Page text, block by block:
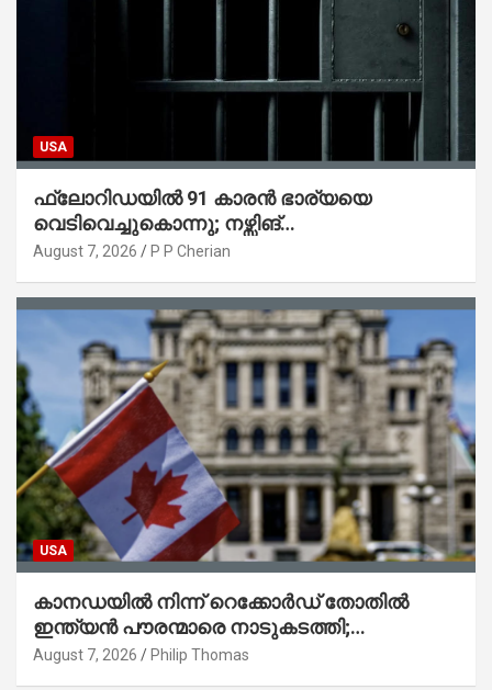
USA
ഫ്ലോറിഡയിൽ 91 കാരൻ ഭാര്യയെ
വെടിവെച്ചുകൊന്നു; നഴ്സിങ്
ഹോമിലാക്കില്ലെന്ന് നൽകിയ വാഗ്ദാനം
August 7, 2026 P P Cherian
USA
കാനഡയിൽ നിന്ന് റെക്കോർഡ് തോതിൽ
ഇന്ത്യൻ പൗരന്മാരെ നാടുകടത്തി;
ആറുമാസത്തിനിടെ 3,323 പേർ
August 7, 2026 Philip Thomas